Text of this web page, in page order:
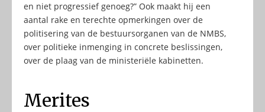
en niet progressief genoeg?” Ook maakt hij een
aantal rake en terechte opmerkingen over de
politisering van de bestuursorganen van de NMBS,
over politieke inmenging in concrete beslissingen,
over de plaag van de ministeriële kabinetten.
Merites